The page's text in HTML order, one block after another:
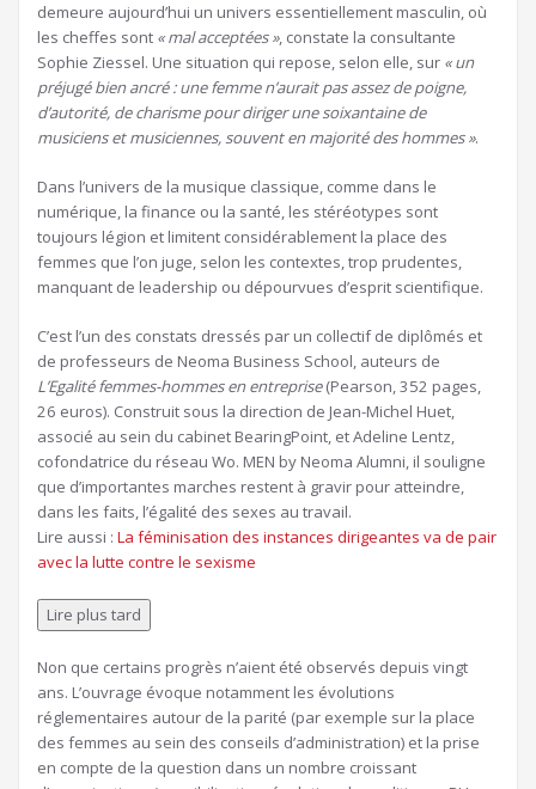
demeure aujourd’hui un univers essentiellement masculin, où
les cheffes sont « mal acceptées », constate la consultante
Sophie Ziessel. Une situation qui repose, selon elle, sur « un
préjugé bien ancré : une femme n’aurait pas assez de poigne,
d’autorité, de charisme pour diriger une soixantaine de
musiciens et musiciennes, souvent en majorité des hommes ».
Dans l’univers de la musique classique, comme dans le
numérique, la finance ou la santé, les stéréotypes sont
toujours légion et limitent considérablement la place des
femmes que l’on juge, selon les contextes, trop prudentes,
manquant de leadership ou dépourvues d’esprit scientifique.
C’est l’un des constats dressés par un collectif de diplômés et
de professeurs de Neoma Business School, auteurs de
L’Egalité femmes-hommes en entreprise(Pearson, 352 pages,
26 euros). Construit sous la direction de Jean-Michel Huet,
associé au sein du cabinet BearingPoint, et Adeline Lentz,
cofondatrice du réseau Wo. MEN by Neoma Alumni, il souligne
que d’importantes marches restent à gravir pour atteindre,
dans les faits, l’égalité des sexes au travail.
Lire aussi : Article
réservé
nos
abonnés
La féminisation des instances dirigeantes va de pair
avec la lutte contre le sexisme
Lire plus tard
Non que certains progrès n’aient été observés depuis vingt
ans. L’ouvrage évoque notamment les évolutions
réglementaires autour de la parité (par exemple sur la place
des femmes au sein des conseils d’administration) et la prise
en compte de la question dans un nombre croissant